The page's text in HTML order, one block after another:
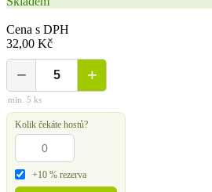
Cena s DPH
32,00 Kč
− +
min. 5 ks
Kolik čekáte hostů?
+10 % rezerva